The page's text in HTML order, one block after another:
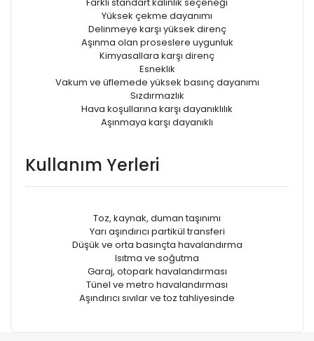
Yüksek çekme dayanımı
Delinmeye karşı yüksek direnç
Aşınma olan proseslere uygunluk
Kimyasallara karşı direnç
Esneklik
Vakum ve üfIemede yüksek basınç dayanımı
Sızdırmazlık
Hava koşullarına karşı dayanıklılık
Aşınmaya karşı dayanıklı
Kullanım Yerleri
Toz, kaynak, duman taşınımı
Yarı aşındırıcı partikül transferi
Düşük ve orta basınçta havalandırma
Isıtma ve soğutma
Garaj, otopark havalandırması
Tünel ve metro havalandırması
Aşındırıcı sıvılar ve toz tahliyesinde